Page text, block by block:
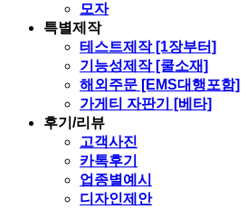
모자
특별제작
테스트제작 [1장부터]
기능성제작 [쿨소재]
해외주문 [EMS대행포함]
가게티 자판기 [베타]
후기/리뷰
고객사진
카톡후기
업종별예시
디자인제안